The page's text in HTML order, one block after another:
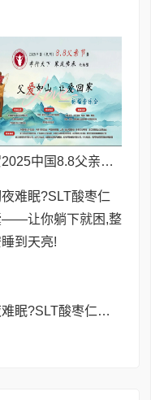
祝贺2025中国8.8父亲节“孝行天下家风传承”论坛暨祈福音乐会圆满成功
彻夜难眠?SLT酸枣仁胶囊——让你躺下就困,整夜安睡到天亮!